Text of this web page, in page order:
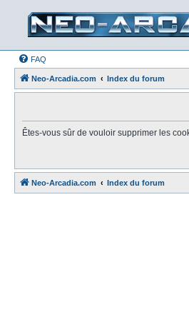
FAQ
Neo-Arcadia.com Index du forum
Êtes-vous sûr de vouloir supprimer les
Neo-Arcadia.com Index du forum